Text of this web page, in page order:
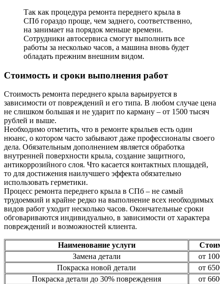
Так как процедура ремонта переднего крыла в
СПб гораздо проще, чем заднего, соответственно,
на занимает на порядок меньше времени.
Сотрудники автосервиса смогут выполнить все
работы за несколько часов, а машина вновь будет
обладать прежним внешним видом.
Стоимость и сроки выполнения работ
Стоимость ремонта переднего крыла варьируется в
зависимости от повреждений и его типа. В любом случае цена
не слишком большая и не ударит по карману – от 1500 тысяч
рублей и выше.
Необходимо отметить, что в ремонте крыльев есть один
нюанс, о котором часто забывают даже профессионалы своего
дела. Обязательным дополнением является обработка
внутренней поверхности крыла, создание защитного,
антикоррозийного слоя. Что касается контактных площадей,
то для достижения наилучшего эффекта обязательно
использовать герметики.
Процесс ремонта переднего крыла в СПб – не самый
трудоемкий и крайне редко на выполнение всех необходимых
видов работ уходит несколько часов. Окончательные сроки
обговариваются индивидуально, в зависимости от характера
повреждений и возможностей клиента.
Наименование услуги
Замена детали
от
Покраска новой детали
от
Покраска детали до 30% повреждения
от